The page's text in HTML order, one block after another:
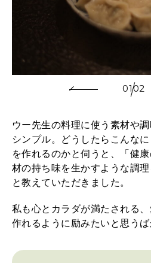
0102
ウー先生の料理に使う素材や
シンプル。どうしたらこんな
を作れるのかと伺うと、「健
材の持ち味を生かすような調
と教えていただきました。
私も心とカラダが満たされる
作れるように励みたいと思うば